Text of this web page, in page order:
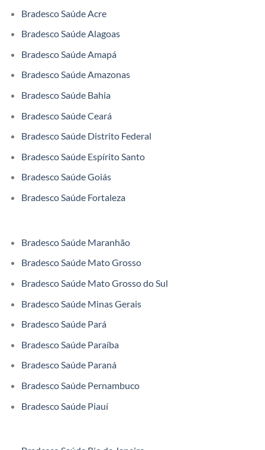
Bradesco Saúde Acre
Bradesco Saúde Alagoas
Bradesco Saúde Amapá
Bradesco Saúde Amazonas
Bradesco Saúde Bahia
Bradesco Saúde Ceará
Bradesco Saúde Distrito Federal
Bradesco Saúde Espírito Santo
Bradesco Saúde Goiás
Bradesco Saúde Fortaleza
Bradesco Saúde Maranhão
Bradesco Saúde Mato Grosso
Bradesco Saúde Mato Grosso do Sul
Bradesco Saúde Minas Gerais
Bradesco Saúde Pará
Bradesco Saúde Paraíba
Bradesco Saúde Paraná
Bradesco Saúde Pernambuco
Bradesco Saúde Piauí